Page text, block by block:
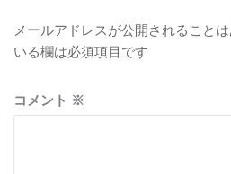
ン
メールアドレスが公開されることは
いる欄は必須項目です
コメント ※